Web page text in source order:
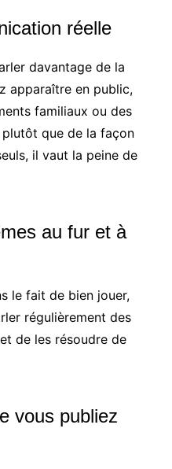
réelle
davantage de la
apparaître en public,
familiaux ou des
que de la façon
il vaut la peine de
au fur et à
le fait de bien jouer,
régulièrement des
de les résoudre de
vous publiez